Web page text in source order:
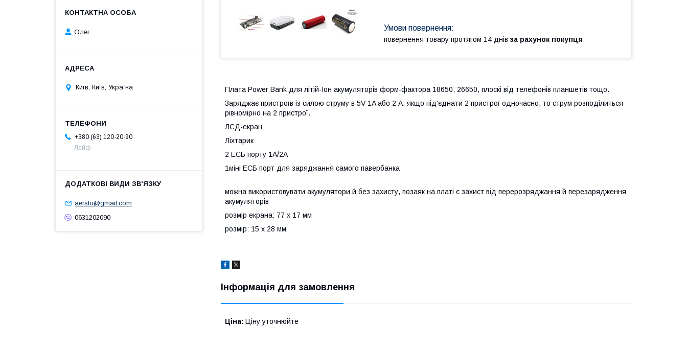
повернення товару протягом 14 днів за рахунок покупця
Плата Power Bank для літій-Іон акумуляторів форм-фактора 18650, 26650, плоскі від телефонів планшетів тощо.
Заряджає пристроїв із силою струму в 5V 1A або 2 А, якщо під'єднати 2 пристрої одночасно, то струм розподілиться
рівномірно на 2 пристрої.
ЛСД-екран
Ліхтарик
2 ЕСБ порту 1А/2А
1міні ЕСБ порт для заряджання самого павербанка
можна використовувати акумулятори й без захисту, позаяк на платі є захист від перерозряджання й перезарядження
акумуляторів
розмір екрана: 77 х 17 мм
розмір: 15 х 28 мм
Інформація для замовлення
Ціна: Ціну уточнюйте
Олег
Київ, Київ, Україна
+380 (63) 120-20-90
Лайф
aersto@gmail.com
0631202090